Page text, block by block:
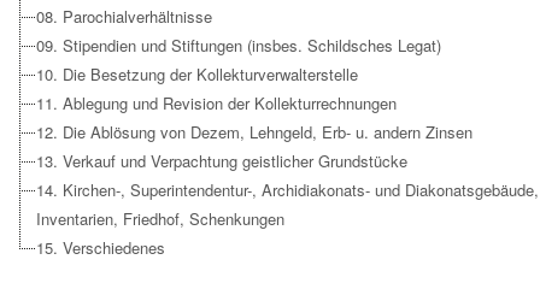
08. Parochialverhältnisse
09. Stipendien und Stiftungen (insbes. Schildsches Legat)
10. Die Besetzung der Kollekturverwalterstelle
11. Ablegung und Revision der Kollekturrechnungen
12. Die Ablösung von Dezem, Lehngeld, Erb- u. andern Zinsen
13. Verkauf und Verpachtung geistlicher Grundstücke
14. Kirchen-, Superintendentur-, Archidiakonats- und Diakonatsgebäude,
Inventarien, Friedhof, Schenkungen
15. Verschiedenes